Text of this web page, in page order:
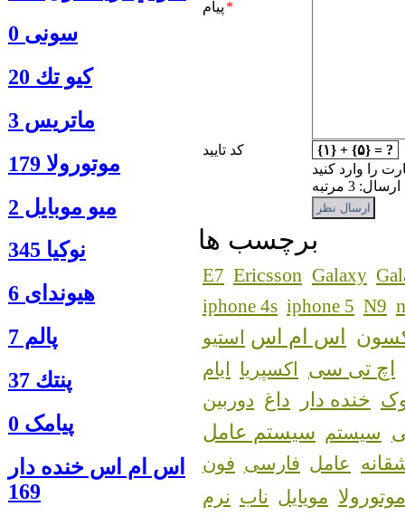
سونی 0
كيو تك 20
ماتريس 3
موتورولا 179
ميو موبايل 2
نوكيا 345
هیوندای 6
پالم 7
پنتك 37
پیامک 0
اس ام اس خنده دار
169
پیام *
کد تایید
{۱} + {۵} = ?
را وارد کنید
3 مرتبه
برچسب ها
E7 Ericsson Galaxy
iphone 4s iphone 5 N9
اس ام اس استیو
اچ تی سی اکسپریا ایام
خنده دار داغ دوربین
سیستم سیستم عامل
عامل فارسی فون
موتورولا مویایل ناب نرم